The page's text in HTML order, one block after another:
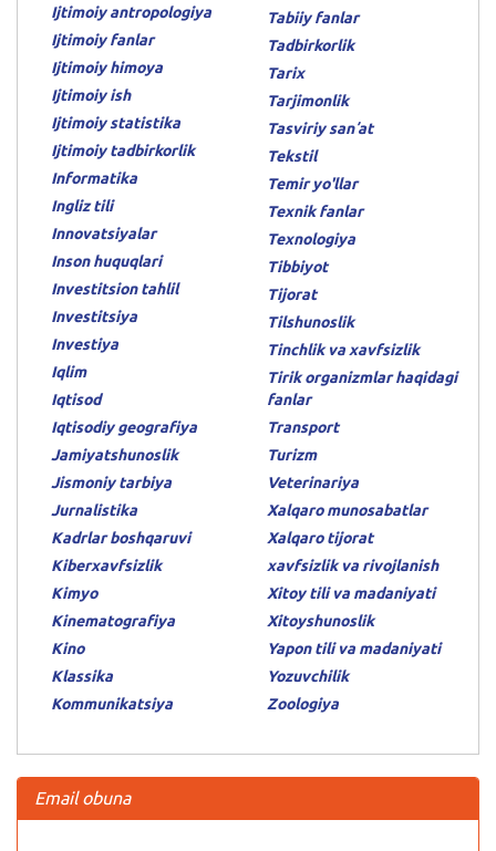
Ijtimoiy antropologiya
Ijtimoiy fanlar
Ijtimoiy himoya
Ijtimoiy ish
Ijtimoiy statistika
Ijtimoiy tadbirkorlik
Informatika
Ingliz tili
Innovatsiyalar
Inson huquqlari
Investitsion tahlil
Investitsiya
Investiya
Iqlim
Iqtisod
Iqtisodiy geografiya
Jamiyatshunoslik
Jismoniy tarbiya
Jurnalistika
Kadrlar boshqaruvi
Kiberxavfsizlik
Kimyo
Kinematografiya
Kino
Klassika
Kommunikatsiya
Tabiiy fanlar
Tadbirkorlik
Tarix
Tarjimonlik
Tasviriy sanʼat
Tekstil
Temir yo'llar
Texnik fanlar
Texnologiya
Tibbiyot
Tijorat
Tilshunoslik
Tinchlik va xavfsizlik
Tirik organizmlar haqidagi
fanlar
Transport
Turizm
Veterinariya
Xalqaro munosabatlar
Xalqaro tijorat
xavfsizlik va rivojlanish
Xitoy tili va madaniyati
Xitoyshunoslik
Yapon tili va madaniyati
Yozuvchilik
Zoologiya
Email obuna